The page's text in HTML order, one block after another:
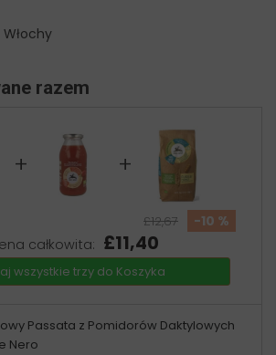
Włochy
razem
+ +
£12,67
-10 %
całkowita: £11,40
wszystkie trzy do Koszyka
Passata z Pomidorów Daktylowych
Nero